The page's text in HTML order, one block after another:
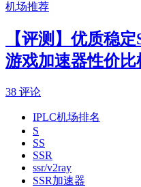
机场推荐
【评测】优质稳
游戏加速器性价比
38 评论
IPLC机场排名
S
SS
SSR
ssr/v2ray
SSR加速器